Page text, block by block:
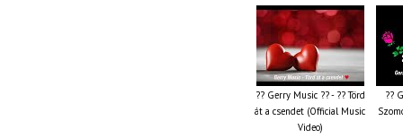
?? Gerry Music ?? - ?? Törd
át a csendet (Official Music
Video)
??